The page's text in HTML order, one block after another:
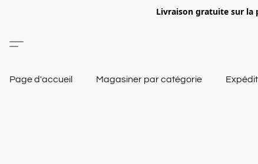
Livraison gratuite sur la
Page d'accueil Magasiner par catégorie